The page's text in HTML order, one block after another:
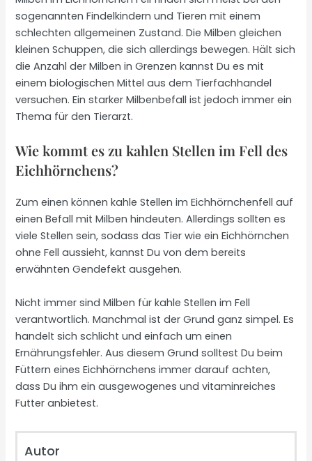
sogenannten Findelkindern und Tieren mit einem
schlechten allgemeinen Zustand. Die Milben gleichen
kleinen Schuppen, die sich allerdings bewegen. Hält sich
die Anzahl der Milben in Grenzen kannst Du es mit
einem biologischen Mittel aus dem Tierfachhandel
versuchen. Ein starker Milbenbefall ist jedoch immer ein
Thema für den Tierarzt.
Wie kommt es zu kahlen Stellen im Fell des
Eichhörnchens?
Zum einen können kahle Stellen im Eichhörnchenfell auf
einen Befall mit Milben hindeuten. Allerdings sollten es
viele Stellen sein, sodass das Tier wie ein Eichhörnchen
ohne Fell aussieht, kannst Du von dem bereits
erwähnten Gendefekt ausgehen.
Nicht immer sind Milben für kahle Stellen im Fell
verantwortlich. Manchmal ist der Grund ganz simpel. Es
handelt sich schlicht und einfach um einen
Ernährungsfehler. Aus diesem Grund solltest Du beim
Füttern eines Eichhörnchens immer darauf achten,
dass Du ihm ein ausgewogenes und vitaminreiches
Futter anbietest.
Autor